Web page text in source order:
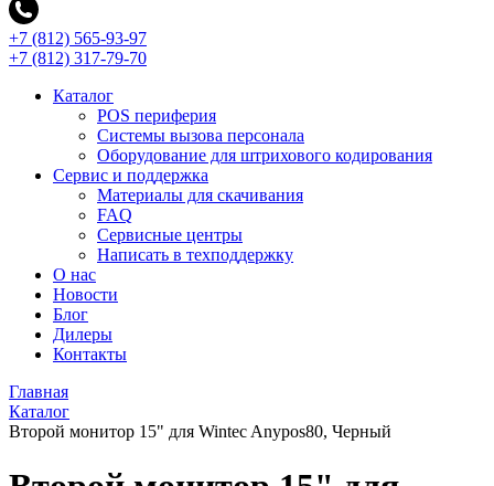
+7 (812) 565-93-97
+7 (812) 317-79-70
Каталог
POS периферия
Системы вызова персонала
Оборудование для штрихового кодирования
Сервис и поддержка
Материалы для скачивания
FAQ
Сервисные центры
Написать в техподдержку
О нас
Новости
Блог
Дилеры
Контакты
Главная
Каталог
Второй монитор 15" для Wintec Anypos80, Черный